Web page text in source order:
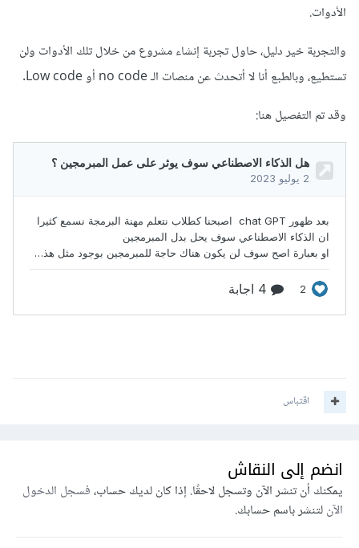
الأدوات.
والتجربة خير دليل، حاول تجربة إنشاء مشروع من خلال تلك الأدوات ولن
تستطيع، وبالطبع أنا لا أتحدث عن منصات الـ no code أو Low code.
وقد تم التفصيل هنا:
اقتباس
انضم إلى النقاش
يمكنك أن تنشر الآن وتسجل لاحقًا. إذا كان لديك حساب،فسجل الدخول
الآنلتنشر باسم حسابك.